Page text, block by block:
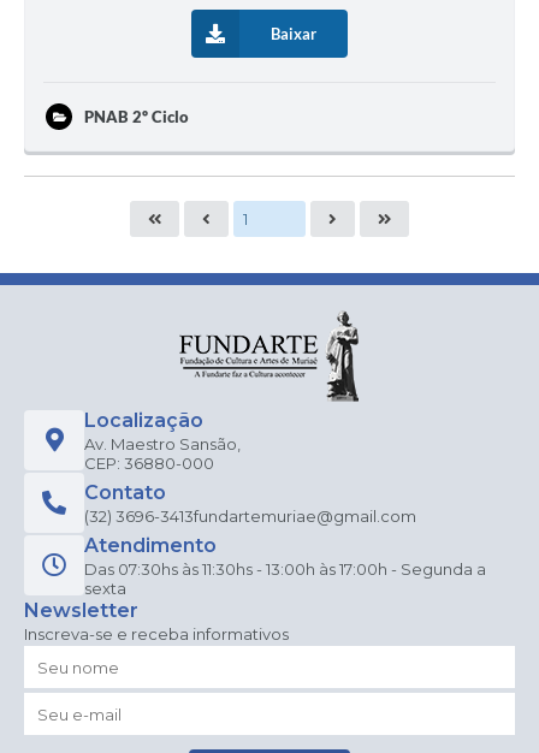
Baixar
PNAB 2º Ciclo
Localização
Av. Maestro Sansão,
CEP: 36880-000
Contato
(32) 3696-3413fundartemuriae@gmail.com
Atendimento
Das 07:30hs às 11:30hs - 13:00h às 17:00h - Segunda a
sexta
Newsletter
Inscreva-se e receba informativos